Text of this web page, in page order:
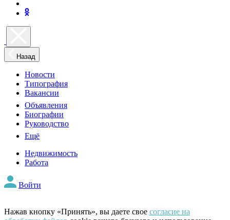
Назад
Новости
Типография
Вакансии
Объявления
Биографии
Руководство
Ещё
Недвижимость
Работа
Войти
Нажав кнопку «Принять», вы даете свое согласие на